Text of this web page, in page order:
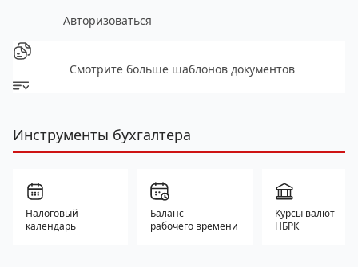
Авторизоваться
Смотрите больше шаблонов документов
Инструменты бухгалтера
Налоговый
календарь
Баланс
рабочего времени
Курсы валют
НБРК